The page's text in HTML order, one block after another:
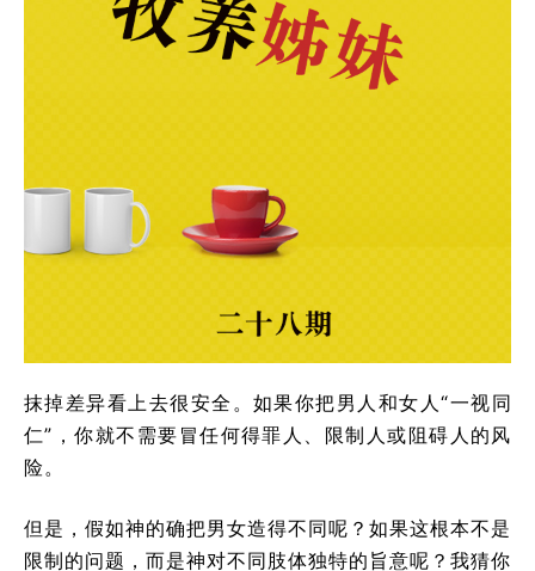
抹掉差异看上去很安全。如果你把男人和女人“一视同
仁”，你就不需要冒任何得罪人、限制人或阻碍人的风
险。
但是，假如神的确把男女造得不同呢？如果这根本不是
限制的问题，而是神对不同肢体独特的旨意呢？我猜你